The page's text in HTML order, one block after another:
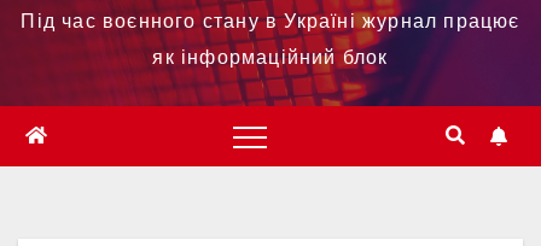
Під час воєнного стану в Україні журнал працює
як інформаційний блок